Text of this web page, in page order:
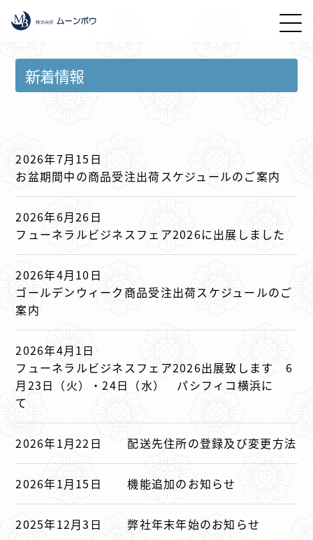
新着情報
2026年7月15日
お盆期間中の商品受注出荷スケジュールのご案内
2026年6月26日
フューネラルビジネスフェア2026に出展しました
2026年4月10日
ゴールデンウィーク商品受注出荷スケジュールのご
案内
2026年4月1日
フューネラルビジネスフェア2026出展致します 6
月23日（火）・24日（水） パシフィコ横浜に
て
2026年1月22日 配送先住所の登録及び変更方法
2026年1月15日 機能追加のお知らせ
2025年12月3日 弊社年末年始のお知らせ